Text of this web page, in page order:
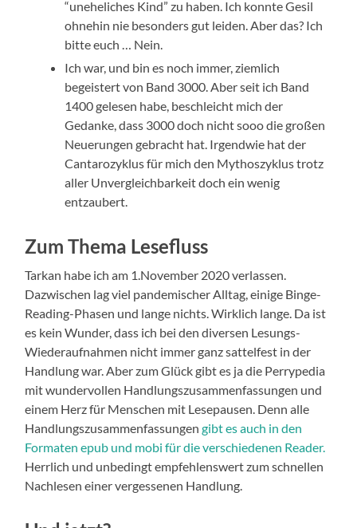
“uneheliches Kind” zu haben. Ich konnte Gesil
ohnehin nie besonders gut leiden. Aber das? Ich
bitte euch … Nein.
Ich war, und bin es noch immer, ziemlich
begeistert von Band 3000. Aber seit ich Band
1400 gelesen habe, beschleicht mich der
Gedanke, dass 3000 doch nicht sooo die großen
Neuerungen gebracht hat. Irgendwie hat der
Cantarozyklus für mich den Mythoszyklus trotz
aller Unvergleichbarkeit doch ein wenig
entzaubert.
Zum Thema Lesefluss
Tarkan habe ich am 1.November 2020 verlassen.
Dazwischen lag viel pandemischer Alltag, einige Binge-
Reading-Phasen und lange nichts. Wirklich lange. Da ist
es kein Wunder, dass ich bei den diversen Lesungs-
Wiederaufnahmen nicht immer ganz sattelfest in der
Handlung war. Aber zum Glück gibt es ja die Perrypedia
mit wundervollen Handlungszusammenfassungen und
einem Herz für Menschen mit Lesepausen. Denn alle
Handlungszusammenfassungen gibt es auch in den
Formaten epub und mobi für die verschiedenen Reader.
Herrlich und unbedingt empfehlenswert zum schnellen
Nachlesen einer vergessenen Handlung.